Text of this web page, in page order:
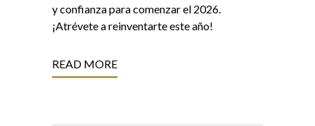
y confianza para comenzar el 2026.
¡Atrévete a reinventarte este año!
READ MORE